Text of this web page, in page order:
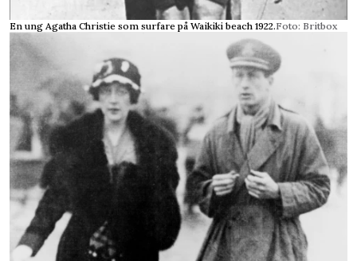
En ung Agatha Christie som surfare på Waikiki beach 1922.Foto: Britbox